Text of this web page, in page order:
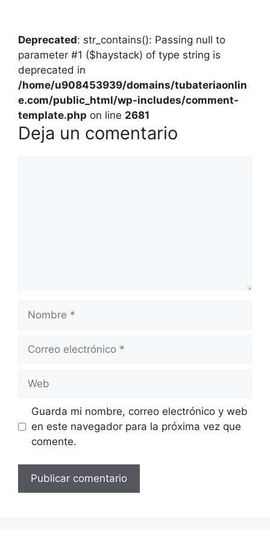
Deprecated: str_contains(): Passing null to
parameter #1 ($haystack) of type string is
deprecated in
/home/u908453939/domains/tubateriaonlin
e.com/public_html/wp-includes/comment-
template.php on line 2681
Deja un comentario
electrónico
Guarda mi nombre, correo electrónico y web
en este navegador para la próxima vez que
comente.